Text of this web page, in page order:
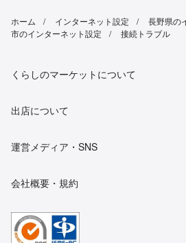
ホーム インターネット設定 長野県の
市のインターネット設定
接続トラブル
くらしのマーケットについて
出店について
運営メディア・SNS
会社概要・規約